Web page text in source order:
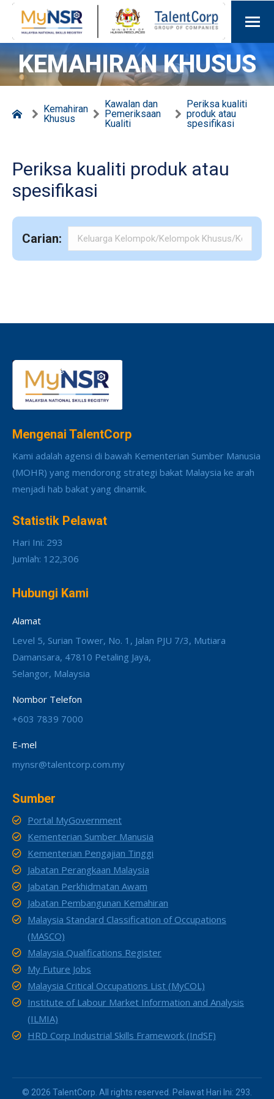
KEMAHIRAN KHUSUS
Kemahiran
Khusus
Kawalan dan
Pemeriksaan
Kualiti
Periksa kualiti
produk atau
spesifikasi
Periksa kualiti produk atau
spesifikasi
Carian:
Mengenai TalentCorp
Kami adalah agensi di bawah Kementerian Sumber Manusia
(MOHR) yang mendorong strategi bakat Malaysia ke arah
menjadi hab bakat yang dinamik.
Statistik Pelawat
Hari Ini: 293
Jumlah: 122,306
Hubungi Kami
Alamat
Level 5, Surian Tower, No. 1, Jalan PJU 7/3, Mutiara
Damansara, 47810 Petaling Jaya,
Selangor, Malaysia
Nombor Telefon
+603 7839 7000
E-mel
mynsr@talentcorp.com.my
Sumber
Portal MyGovernment
Kementerian Sumber Manusia
Kementerian Pengajian Tinggi
Jabatan Perangkaan Malaysia
Jabatan Perkhidmatan Awam
Jabatan Pembangunan Kemahiran
Malaysia Standard Classification of Occupations
(MASCO)
Malaysia Qualifications Register
My Future Jobs
Malaysia Critical Occupations List (MyCOL)
Institute of Labour Market Information and Analysis
(ILMIA)
HRD Corp Industrial Skills Framework (IndSF)
© 2026 TalentCorp. All rights reserved. Pelawat Hari Ini: 293.